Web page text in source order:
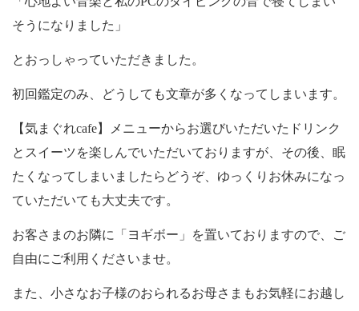
そうになりました」
とおっしゃっていただきました。
初回鑑定のみ、どうしても文章が多くなってしまいます。
【気まぐれcafe】メニューからお選びいただいたドリンク
とスイーツを楽しんでいただいておりますが、その後、眠
たくなってしまいましたらどうぞ、ゆっくりお休みになっ
ていただいても大丈夫です。
お客さまのお隣に「ヨギボー」を置いておりますので、ご
自由にご利用くださいませ。
また、小さなお子様のおられるお母さまもお気軽にお越し